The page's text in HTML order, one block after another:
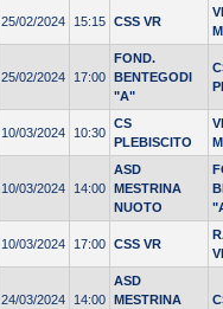
25/02/2024 15:15 CSS VR
25/02/2024 17:00
FOND.
BENTEGODI
"A"
10/03/2024 10:30
CS
PLEBISCITO
10/03/2024 14:00
ASD
MESTRINA
NUOTO
10/03/2024 17:00 CSS VR
24/03/2024 14:00
ASD
MESTRINA